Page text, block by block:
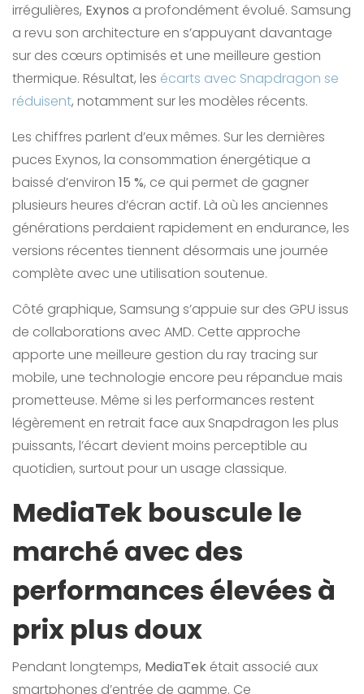
irrégulières, Exynos a profondément évolué. Samsung
a revu son architecture en s’appuyant davantage
sur des cœurs optimisés et une meilleure gestion
thermique. Résultat, les écarts avec Snapdragon se
réduisent, notamment sur les modèles récents.
Les chiffres parlent d’eux mêmes. Sur les dernières
puces Exynos, la consommation énergétique a
baissé d’environ 15 %, ce qui permet de gagner
plusieurs heures d’écran actif. Là où les anciennes
générations perdaient rapidement en endurance, les
versions récentes tiennent désormais une journée
complète avec une utilisation soutenue.
Côté graphique, Samsung s’appuie sur des GPU issus
de collaborations avec AMD. Cette approche
apporte une meilleure gestion du ray tracing sur
mobile, une technologie encore peu répandue mais
prometteuse. Même si les performances restent
légèrement en retrait face aux Snapdragon les plus
puissants, l’écart devient moins perceptible au
quotidien, surtout pour un usage classique.
MediaTek bouscule le
marché avec des
performances élevées à
prix plus doux
Pendant longtemps, MediaTek était associé aux
smartphones d’entrée de gamme. Ce